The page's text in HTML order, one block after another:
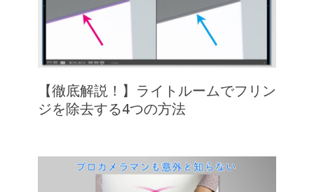
【徹底解説！】ライトルームでフリン
ジを除去する4つの方法